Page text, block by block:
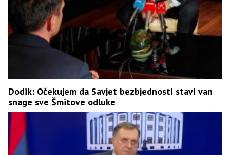
Dodik: Očekujem da Savjet bezbjednosti stavi van
snage sve Šmitove odluke